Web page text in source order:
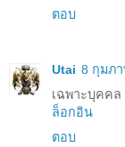
ตอบ
Utai 8 กุมภา
เฉพาะบุคค
ล็อกอิน
ตอบ